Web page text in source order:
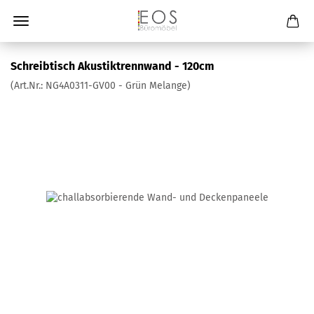
Schreibtisch Akustiktrennwand - 120cm
(Art.Nr.: NG4A0311-GV00 - Grün Melange)